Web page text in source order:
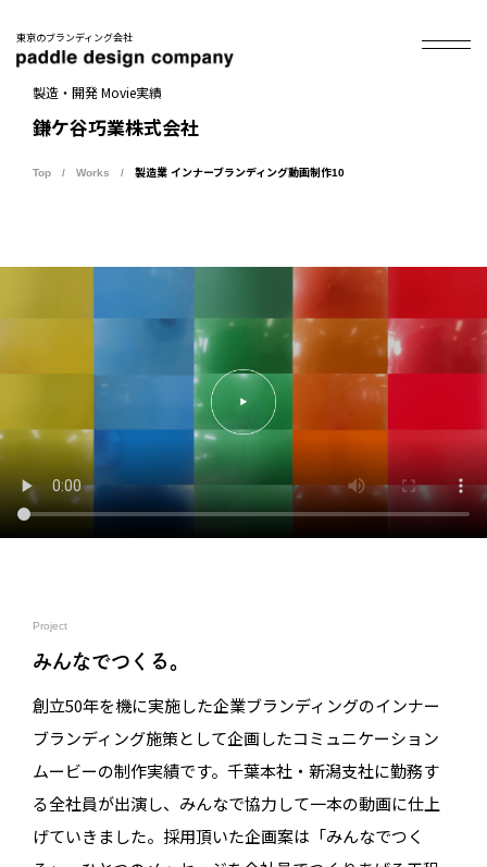
東京のブランディング会社
製造・開発 Movie実績
鎌ケ谷巧業株式会社
Top Works 製造業 インナーブランディング動画制作10
Project
みんなでつくる。
創立50年を機に実施した企業ブランディングのインナー
ブランディング施策として企画したコミュニケーション
ムービーの制作実績です。千葉本社・新潟支社に勤務す
る全社員が出演し、みんなで協力して一本の動画に仕上
げていきました。採用頂いた企画案は「みんなでつく